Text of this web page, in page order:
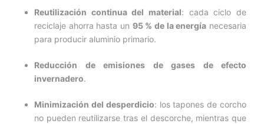
Reutilización continua del material: cada ciclo de
reciclaje ahorra hasta un 95 % de la energía necesaria
para producir aluminio primario.
Reducción de emisiones de gases de efecto
invernadero.
Minimización del desperdicio: los tapones de corcho
no pueden reutilizarse tras el descorche, mientras que